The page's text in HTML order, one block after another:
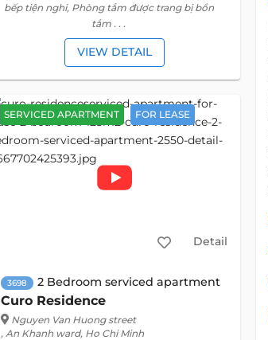
bếp tiện nghi, Phòng tắm được trang bị bồn
tắm . . .
VIEW DETAIL
SERVICED APARTMENT FOR LEASE
Detail
3698 2 Bedroom serviced apartment
Curo Residence
Nguyen Van Huong street
, An Khanh ward, Ho Chi Minh